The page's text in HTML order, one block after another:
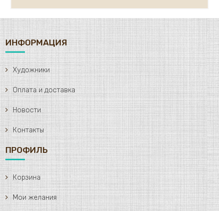
ИНФОРМАЦИЯ
Художники
Оплата и доставка
Новости
Контакты
ПРОФИЛЬ
Корзина
Мои желания